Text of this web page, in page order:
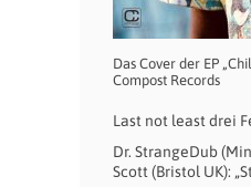
Das Cover der EP
Compost Records
Last not least drei
Dr. StrangeDub
Scott (Bristol UK):